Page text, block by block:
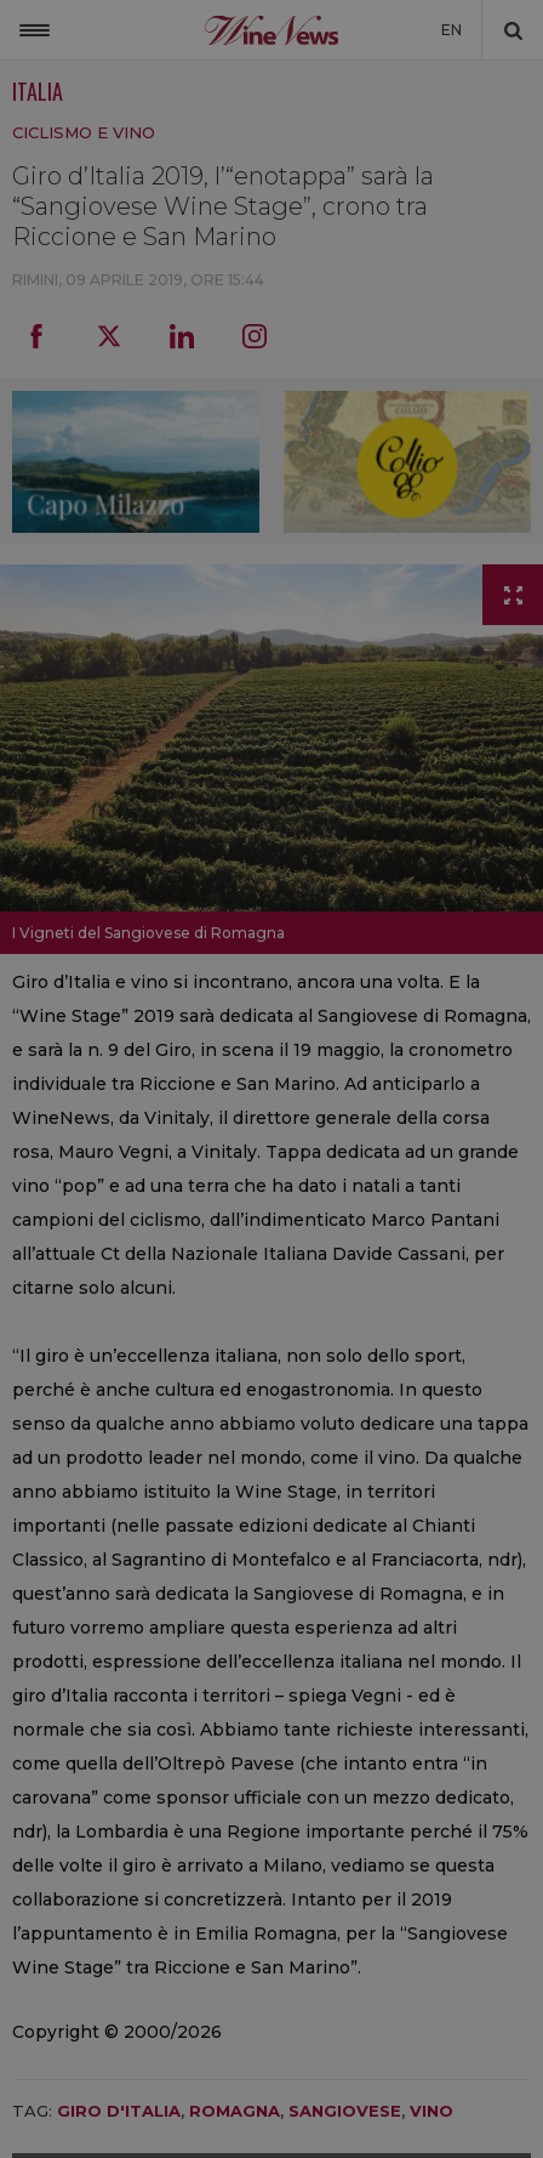
EN
NON SOLO VINO
NEWSLETTER
LA CANTINA DI WINENEWS
DICONO DI NOI
ITALIA
CICLISMO E VINO
Giro d’Italia 2019, l’“enotappa” sarà la
“Sangiovese Wine Stage”, crono tra
Riccione e San Marino
RIMINI, 09 APRILE 2019, ORE 15:44
I Vigneti del Sangiovese di Romagna
Giro d’Italia e vino si incontrano, ancora una volta. E la
“Wine Stage” 2019 sarà dedicata al Sangiovese di Romagna,
e sarà la n. 9 del Giro, in scena il 19 maggio, la cronometro
individuale tra Riccione e San Marino. Ad anticiparlo a
WineNews, da Vinitaly, il direttore generale della corsa
rosa, Mauro Vegni, a Vinitaly. Tappa dedicata ad un grande
vino “pop” e ad una terra che ha dato i natali a tanti
campioni del ciclismo, dall’indimenticato Marco Pantani
all’attuale Ct della Nazionale Italiana Davide Cassani, per
citarne solo alcuni.
“Il giro è un’eccellenza italiana, non solo dello sport,
perché è anche cultura ed enogastronomia. In questo
senso da qualche anno abbiamo voluto dedicare una tappa
ad un prodotto leader nel mondo, come il vino. Da qualche
anno abbiamo istituito la Wine Stage, in territori
importanti (nelle passate edizioni dedicate al Chianti
Classico, al Sagrantino di Montefalco e al Franciacorta, ndr),
quest’anno sarà dedicata la Sangiovese di Romagna, e in
futuro vorremo ampliare questa esperienza ad altri
prodotti, espressione dell’eccellenza italiana nel mondo. Il
giro d’Italia racconta i territori – spiega Vegni - ed è
normale che sia così. Abbiamo tante richieste interessanti,
come quella dell’Oltrepò Pavese (che intanto entra “in
carovana” come sponsor ufficiale con un mezzo dedicato,
ndr), la Lombardia è una Regione importante perché il 75%
delle volte il giro è arrivato a Milano, vediamo se questa
collaborazione si concretizzerà. Intanto per il 2019
l’appuntamento è in Emilia Romagna, per la “Sangiovese
Wine Stage” tra Riccione e San Marino”.
Copyright © 2000/2026
TAG: GIRO D'ITALIA, ROMAGNA, SANGIOVESE, VINO